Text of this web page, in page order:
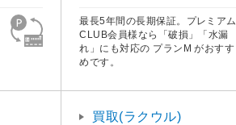
最長5年間の長期保証。プレミアム
CLUB会員様なら「破損」「水漏
れ」にも対応の プランM がおすす
めです。
買取(ラクウル)